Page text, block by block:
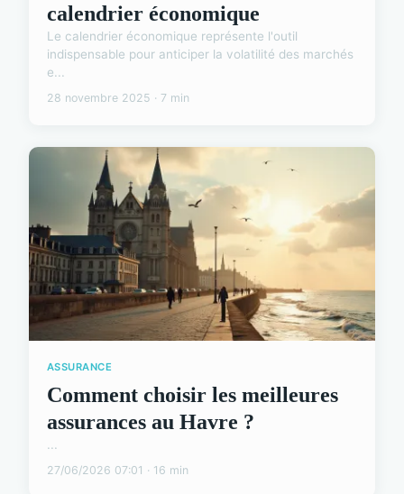
calendrier économique
Le calendrier économique représente l'outil
indispensable pour anticiper la volatilité des marchés
e...
28 novembre 2025 · 7 min
ASSURANCE
Comment choisir les meilleures
assurances au Havre ?
...
27/06/2026 07:01 · 16 min